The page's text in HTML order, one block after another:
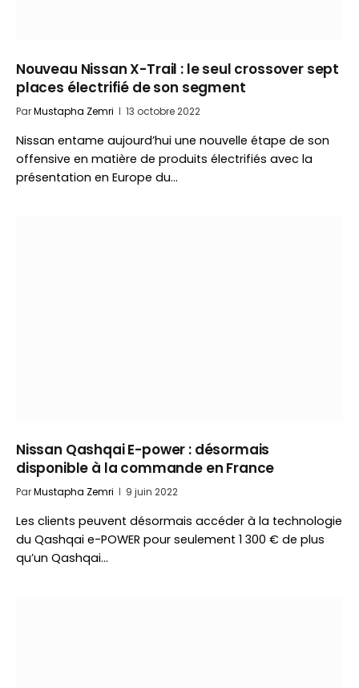
Nouveau Nissan X-Trail : le seul crossover sept
places électrifié de son segment
ParMustapha Zemri 13 octobre 2022
Nissan entame aujourd’hui une nouvelle étape de son
offensive en matière de produits électrifiés avec la
présentation en Europe du…
Nissan Qashqai E-power : désormais
disponible à la commande en France
ParMustapha Zemri 9 juin 2022
Les clients peuvent désormais accéder à la technologie
du Qashqai e-POWER pour seulement 1 300 € de plus
qu’un Qashqai…